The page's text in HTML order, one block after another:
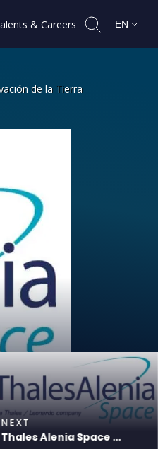
& Careers EN
de la Tierra
NEXT
Thales Alenia Space ...